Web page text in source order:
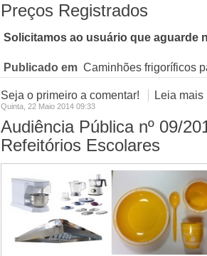
Preços Registrados
Solicitamos ao usuário que aguarde
Publicado em Caminhões frigoríficos
Seja o primeiro a comentar! Leia mais
Quinta, 22 Maio 2014 09:33
Audiência Pública nº 09/
Refeitórios Escolares